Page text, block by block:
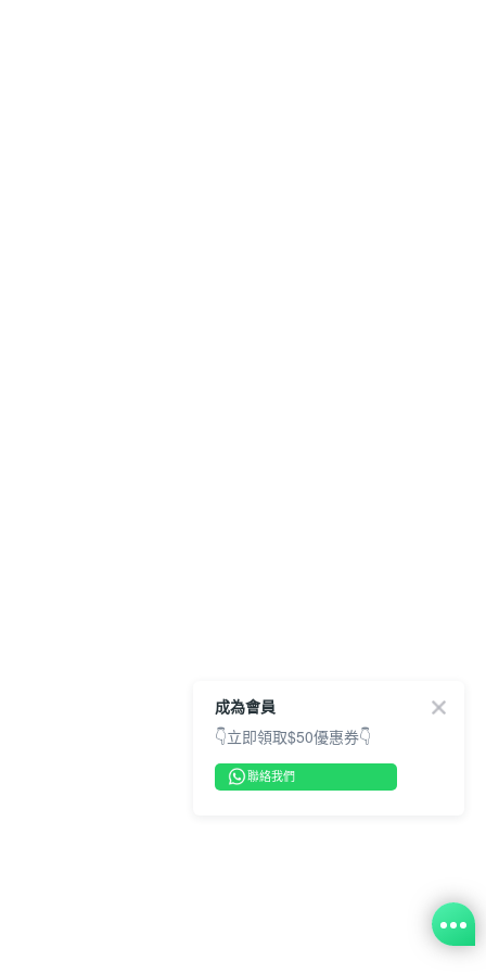
成為會員
👇立即領取$50優惠券👇
聯絡我們